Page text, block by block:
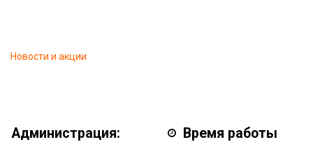
Новости и акции
Администрация: Время работы